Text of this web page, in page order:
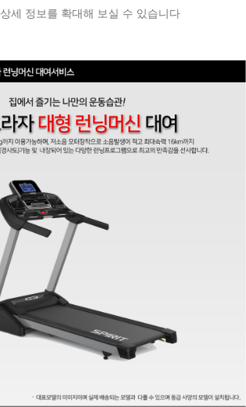
상세 정보를 확대해 보실 수 있습니다